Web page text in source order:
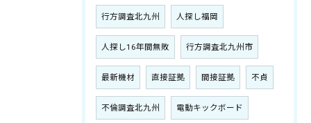
行方調査北九州 人探し福岡
人探し16年間無敗 行方調査北九州市
最新機材 直接証拠 間接証拠 不貞
不倫調査北九州 電動キックボード